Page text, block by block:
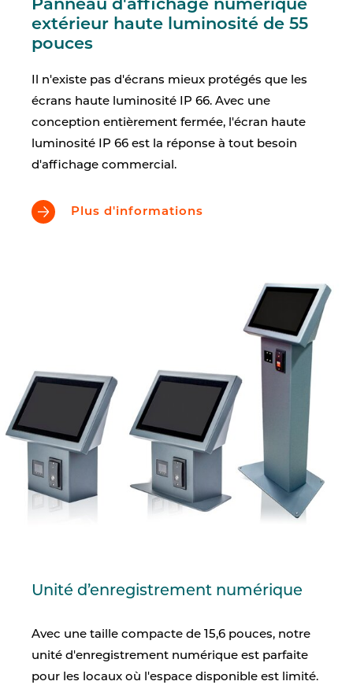
Panneau d'affichage numérique
extérieur haute luminosité de 55
pouces
Il n'existe pas d'écrans mieux protégés que les
écrans haute luminosité IP 66. Avec une
conception entièrement fermée, l'écran haute
luminosité IP 66 est la réponse à tout besoin
d'affichage commercial.
Plus d'informations
Unité d’enregistrement numérique
Avec une taille compacte de 15,6 pouces, notre
unité d'enregistrement numérique est parfaite
pour les locaux où l'espace disponible est limité.